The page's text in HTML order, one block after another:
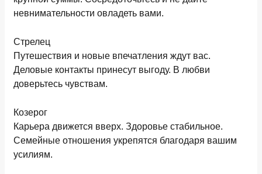
невнимательности овладеть вами.
Стрелец
Путешествия и новые впечатления ждут вас.
Деловые контакты принесут выгоду. В любви
доверьтесь чувствам.
Козерог
Карьера движется вверх. Здоровье стабильное.
Семейные отношения укрепятся благодаря вашим
усилиям.